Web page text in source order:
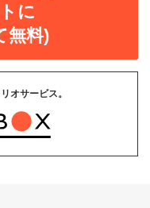
に
無料)
オサービス。